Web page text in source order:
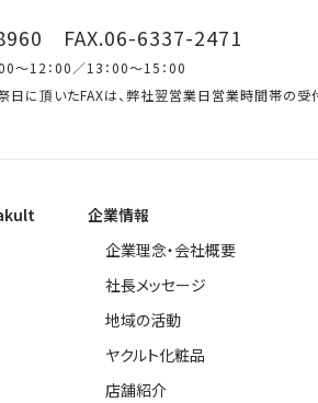
FAX.06-6337-2471
～12：00／13：00～15：00
日に頂いたFAXは、弊社翌営業日営業時間帯の受
企業情報
企業理念・会社概要
社長メッセージ
地域の活動
ヤクルト化粧品
店舗紹介